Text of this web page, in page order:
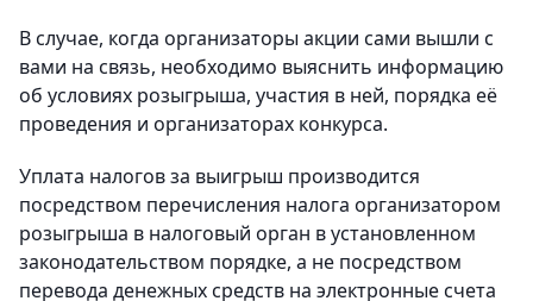
В случае, когда организаторы акции сами вышли с
вами на связь, необходимо выяснить информацию
об условиях розыгрыша, участия в ней, порядка её
проведения и организаторах конкурса.
Уплата налогов за выигрыш производится
посредством перечисления налога организатором
розыгрыша в налоговый орган в установленном
законодательством порядке, а не посредством
перевода денежных средств на электронные счета